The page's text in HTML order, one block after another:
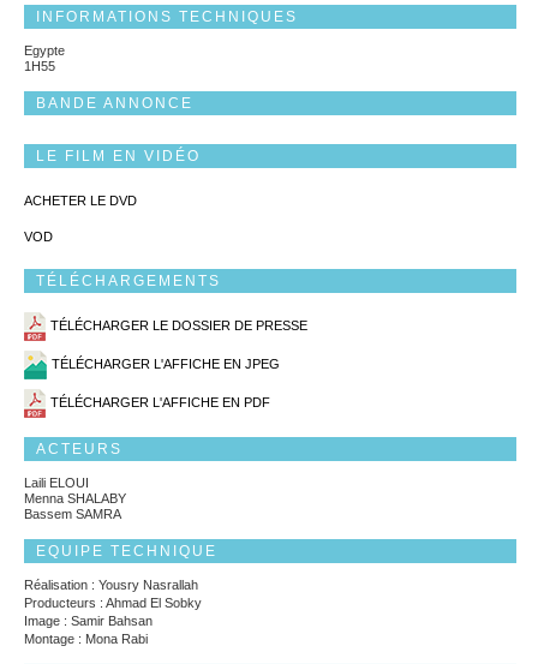
INFORMATIONS TECHNIQUES
Egypte
1H55
BANDE ANNONCE
LE FILM EN VIDÉO
ACHETER LE DVD
VOD
TÉLÉCHARGEMENTS
TÉLÉCHARGER LE DOSSIER DE PRESSE
TÉLÉCHARGER L'AFFICHE EN JPEG
TÉLÉCHARGER L'AFFICHE EN PDF
ACTEURS
Laili ELOUI
Menna SHALABY
Bassem SAMRA
EQUIPE TECHNIQUE
Réalisation : Yousry Nasrallah
Producteurs : Ahmad El Sobky
Image : Samir Bahsan
Montage : Mona Rabi